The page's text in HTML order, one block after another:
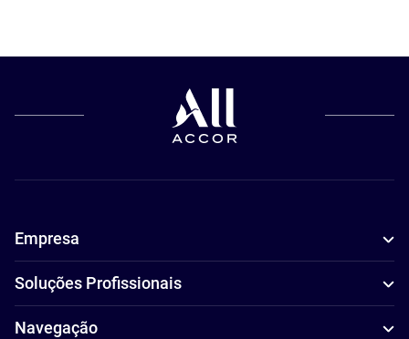
Empresa
Soluções Profissionais
Navegação